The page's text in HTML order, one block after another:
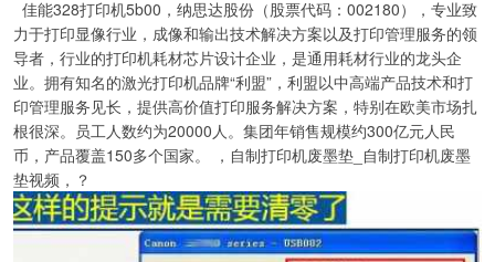
佳能328打印机5b00，纳思达股份（股票代码：002180），专业致
力于打印显像行业，成像和输出技术解决方案以及打印管理服务的领
导者，行业的打印机耗材芯片设计企业，是通用耗材行业的龙头企
业。拥有知名的激光打印机品牌“利盟”，利盟以中高端产品技术和打
印管理服务见长，提供高价值打印服务解决方案，特别在欧美市场扎
根很深。员工人数约为20000人。集团年销售规模约300亿元人民
币，产品覆盖150多个国家。 ，自制打印机废墨垫_自制打印机废墨
垫视频，？